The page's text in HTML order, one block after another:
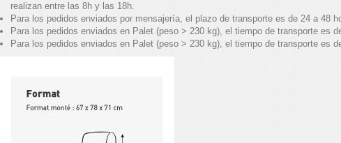
realizan entre las 8h y las 18h.
Para los pedidos enviados por mensajería, el plazo de transporte es de 24 a 48
Para los pedidos enviados en Palet (peso > 230 kg), el tiempo de transporte es
Para los pedidos enviados en Palet (peso > 230 kg), el tiempo de transporte es